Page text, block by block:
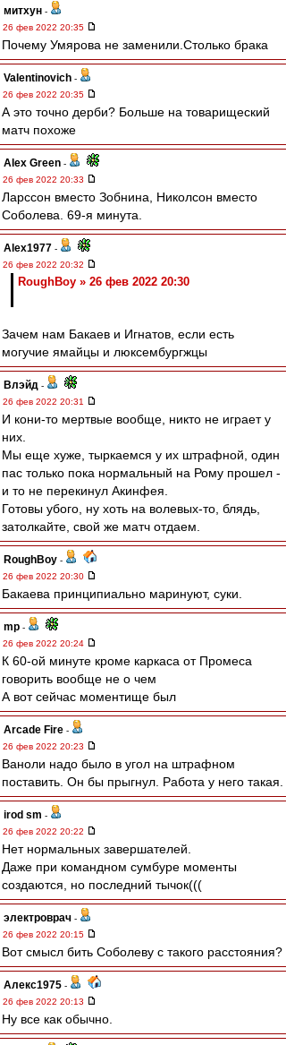
митхун -
26 фев 2022 20:35
Почему Умярова не заменили.Столько брака
Valentinovich -
26 фев 2022 20:35
А это точно дерби? Больше на товарищеский
матч похоже
Alex Green -
26 фев 2022 20:33
Ларссон вместо Зобнина, Николсон вместо
Соболева. 69-я минута.
Alex1977 -
26 фев 2022 20:32
RoughBoy » 26 фев 2022 20:30
Зачем нам Бакаев и Игнатов, если есть
могучие ямайцы и люксембургжцы
Влэйд -
26 фев 2022 20:31
И кони-то мертвые вообще, никто не играет у
них.
Мы еще хуже, тыркаемся у их штрафной, один
пас только пока нормальный на Рому прошел -
и то не перекинул Акинфея.
Готовы убого, ну хоть на волевых-то, блядь,
затолкайте, свой же матч отдаем.
RoughBoy -
26 фев 2022 20:30
Бакаева принципиально маринуют, суки.
mp -
26 фев 2022 20:24
К 60-ой минуте кроме каркаса от Промеса
говорить вообще не о чем
А вот сейчас моментище был
Arcade Fire -
26 фев 2022 20:23
Ваноли надо было в угол на штрафном
поставить. Он бы прыгнул. Работа у него такая.
irod sm -
26 фев 2022 20:22
Нет нормальных завершателей.
Даже при командном сумбуре моменты
создаются, но последний тычок(((
электроврач -
26 фев 2022 20:15
Вот смысл бить Соболеву с такого расстояния?
Алекс1975 -
26 фев 2022 20:13
Ну все как обычно.